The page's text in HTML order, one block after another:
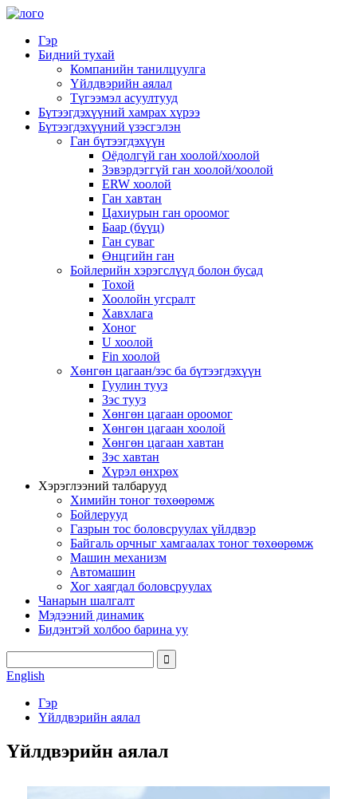
Гэр
Бидний тухай
Компанийн танилцуулга
Үйлдвэрийн аялал
Түгээмэл асуултууд
Бүтээгдэхүүний хамрах хүрээ
Бүтээгдэхүүний үзэсгэлэн
Ган бүтээгдэхүүн
Оёдолгүй ган хоолой/хоолой
Зэвэрдэггүй ган хоолой/хоолой
ERW хоолой
Ган хавтан
Цахиурын ган ороомог
Баар (бүүц)
Ган суваг
Өнцгийн ган
Бойлерийн хэрэгслүүд болон бусад
Тохой
Хоолойн угсралт
Хавхлага
Хоног
U хоолой
Fin хоолой
Хөнгөн цагаан/зэс ба бүтээгдэхүүн
Гуулин тууз
Зэс тууз
Хөнгөн цагаан ороомог
Хөнгөн цагаан хоолой
Хөнгөн цагаан хавтан
Зэс хавтан
Хүрэл өнхрөх
Хэрэглээний талбарууд
Химийн тоног төхөөрөмж
Бойлерууд
Газрын тос боловсруулах үйлдвэр
Байгаль орчныг хамгаалах тоног төхөөрөмж
Машин механизм
Автомашин
Хог хаягдал боловсруулах
Чанарын шалгалт
Мэдээний динамик
Бидэнтэй холбоо барина уу
English
Гэр
Үйлдвэрийн аялал
Үйлдвэрийн аялал